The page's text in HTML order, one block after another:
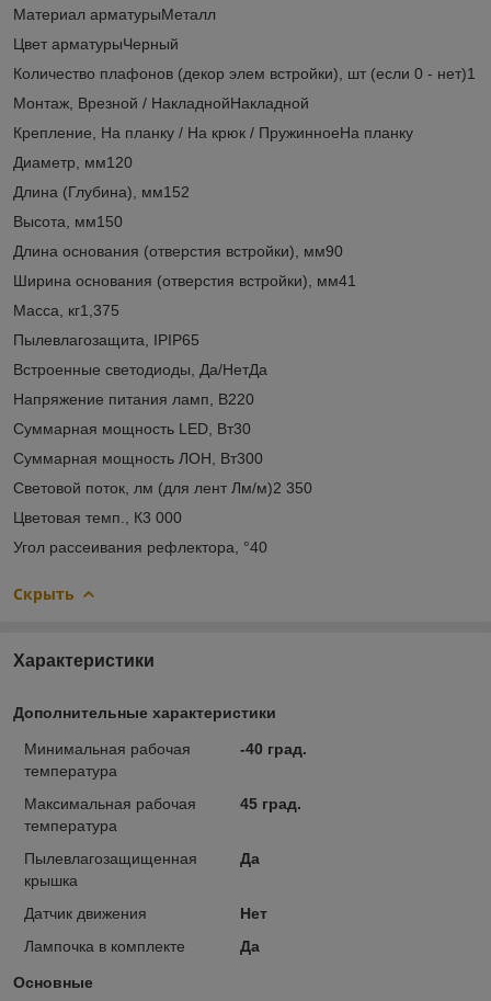
Материал арматурыМеталл
Цвет арматурыЧерный
Количество плафонов (декор элем встройки), шт (если 0 - нет)1
Монтаж, Врезной / НакладнойНакладной
Крепление, На планку / На крюк / ПружинноеНа планку
Диаметр, мм120
Длина (Глубина), мм152
Высота, мм150
Длина основания (отверстия встройки), мм90
Ширина основания (отверстия встройки), мм41
Масса, кг1,375
Пылевлагозащита, IPIP65
Встроенные светодиоды, Да/НетДа
Напряжение питания ламп, В220
Суммарная мощность LED, Вт30
Суммарная мощность ЛОН, Вт300
Световой поток, лм (для лент Лм/м)2 350
Цветовая темп., К3 000
Угол рассеивания рефлектора, °40
Скрыть
Характеристики
Дополнительные характеристики
Минимальная рабочая
температура
-40 град.
Максимальная рабочая
температура
45 град.
Пылевлагозащищенная
крышка
Да
Датчик движения
Нет
Лампочка в комплекте
Да
Основные